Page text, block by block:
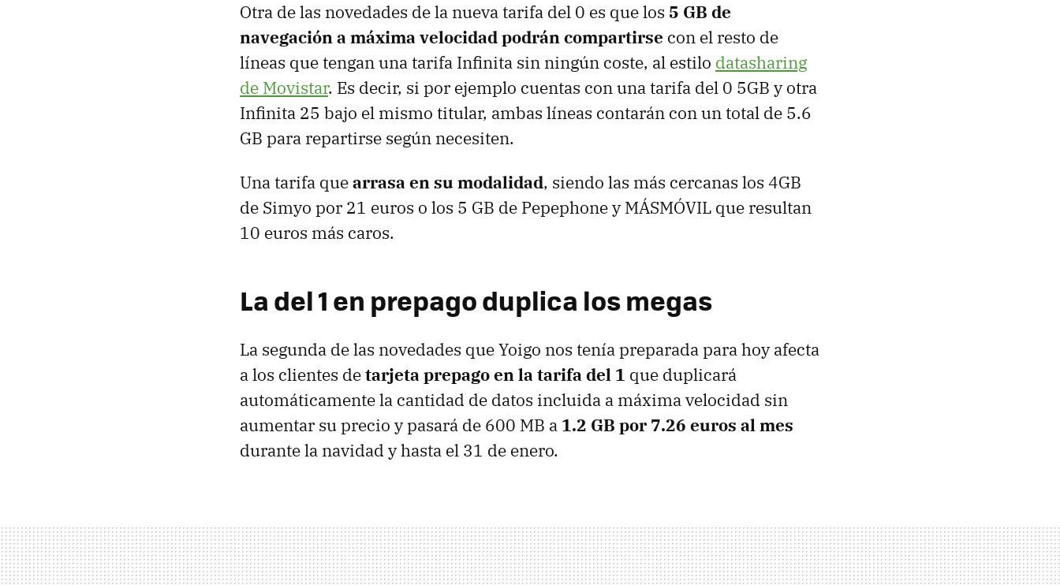
Otra de las novedades de la nueva tarifa del 0 es que los 5 GB de
navegación a máxima velocidad podrán compartirse con el resto de
líneas que tengan una tarifa Infinita sin ningún coste, al estilo datasharing
de Movistar. Es decir, si por ejemplo cuentas con una tarifa del 0 5GB y otra
Infinita 25 bajo el mismo titular, ambas líneas contarán con un total de 5.6
GB para repartirse según necesiten.
Una tarifa quearrasa en su modalidad, siendo las más cercanas los 4GB
de Simyo por 21 euros o los 5 GB de Pepephone y MÁSMÓVIL que resultan
10 euros más caros.
La del 1 en prepago duplica los megas
La segunda de las novedades que Yoigo nos tenía preparada para hoy afecta
a los clientes detarjeta prepago en la tarifa del 1 que duplicará
automáticamente la cantidad de datos incluida a máxima velocidad sin
aumentar su precio y pasará de 600 MB a 1.2 GB por 7.26 euros al mes
durante la navidad y hasta el 31 de enero.